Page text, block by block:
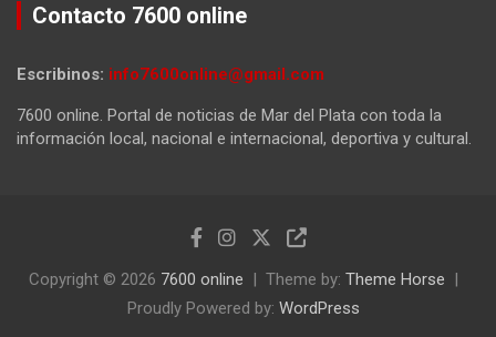
Contacto 7600 online
Escribinos: info7600online@gmail.com
7600 online. Portal de noticias de Mar del Plata con toda la
información local, nacional e internacional, deportiva y cultural.
Copyright © 2026 7600 online Theme by: Theme Horse
Proudly Powered by: WordPress